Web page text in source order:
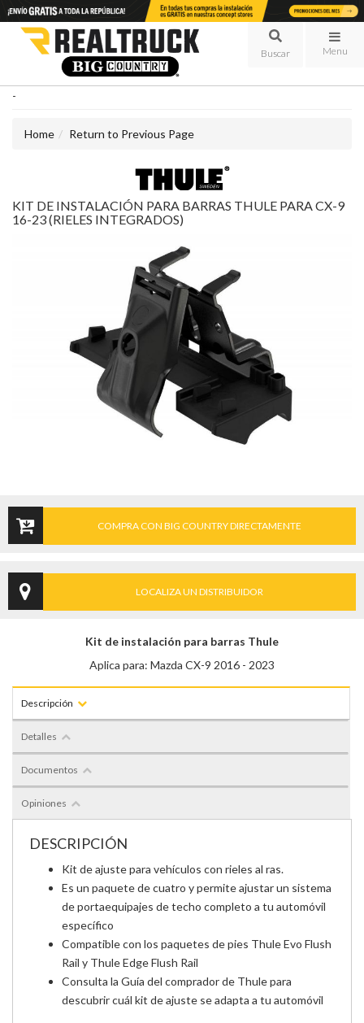
Menu
-
Home Return to Previous Page
KIT DE INSTALACIÓN PARA BARRAS THULE PARA CX-9
16-23 (RIELES INTEGRADOS)
COMPRA CON BIG COUNTRY DIRECTAMENTE
LOCALIZA UN DISTRIBUIDOR
Kit de instalación para barras Thule
Aplica para: Mazda CX-9 2016 - 2023
Descripción
Detalles
Documentos
Opiniones
DESCRIPCIÓN
Kit de ajuste para vehículos con rieles al ras.
Es un paquete de cuatro y permite ajustar un sistema
de portaequipajes de techo completo a tu automóvil
específico
Compatible con los paquetes de pies Thule Evo Flush
Rail y Thule Edge Flush Rail
Consulta la Guía del comprador de Thule para
descubrir cuál kit de ajuste se adapta a tu automóvil